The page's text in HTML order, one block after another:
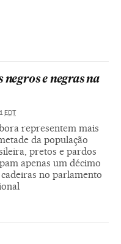
e negras na
EDT
representem mais
da população
pretos e pardos
apenas um décimo
no parlamento